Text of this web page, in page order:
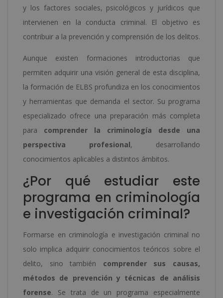
y los factores sociales, psicológicos y jurídicos que
intervienen en la conducta criminal. El objetivo es
contribuir a la prevención y comprensión de los delitos.
Aunque existen formaciones introductorias que
permiten adquirir una visión general de esta disciplina,
la formación de ELBS profundiza en los conocimientos
y herramientas que demanda el sector. Su programa
especializado ofrece una preparación más completa
para comprender la criminología desde una
perspectiva profesional, desarrollando
conocimientos aplicables a distintos ámbitos.
¿Por qué estudiar este
programa en criminología
e investigación criminal?
Formarse en criminología e investigación criminal no
solo implica adquirir conocimientos teóricos sobre el
delito, sino también comprender sus causas,
métodos de prevención y técnicas de análisis
forense. Se trata de un programa especialmente